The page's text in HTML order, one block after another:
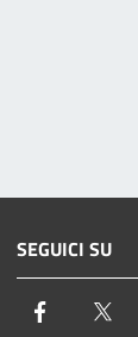
SEGUICI SU
Facebook